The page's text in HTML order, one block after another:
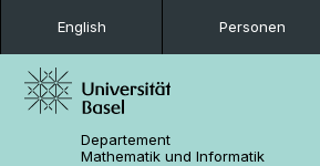
English Personen
Departement
Mathematik und Informatik